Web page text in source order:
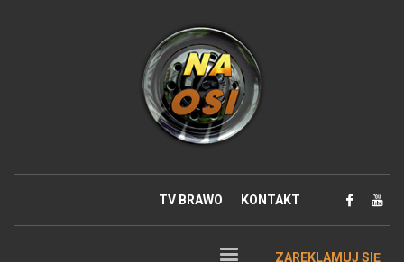
TV BRAWO KONTAKT
ZAREKLAMUJ SIĘ